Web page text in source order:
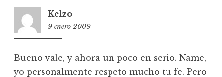
Kelzo
9 enero 2009
Bueno vale, y ahora un poco en serio. Name,
yo personalmente respeto mucho tu fe. Pero